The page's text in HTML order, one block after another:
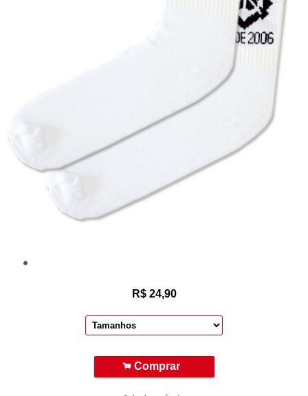
R$ 24,90
. Comprar